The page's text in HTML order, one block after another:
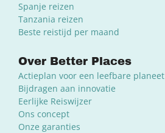
Spanje reizen
Tanzania reizen
Beste reistijd per maand
Over Better Places
Actieplan voor een leefbare planeet
Bijdragen aan innovatie
Eerlijke Reiswijzer
Ons concept
Onze garanties